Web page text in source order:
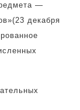
—
декабря